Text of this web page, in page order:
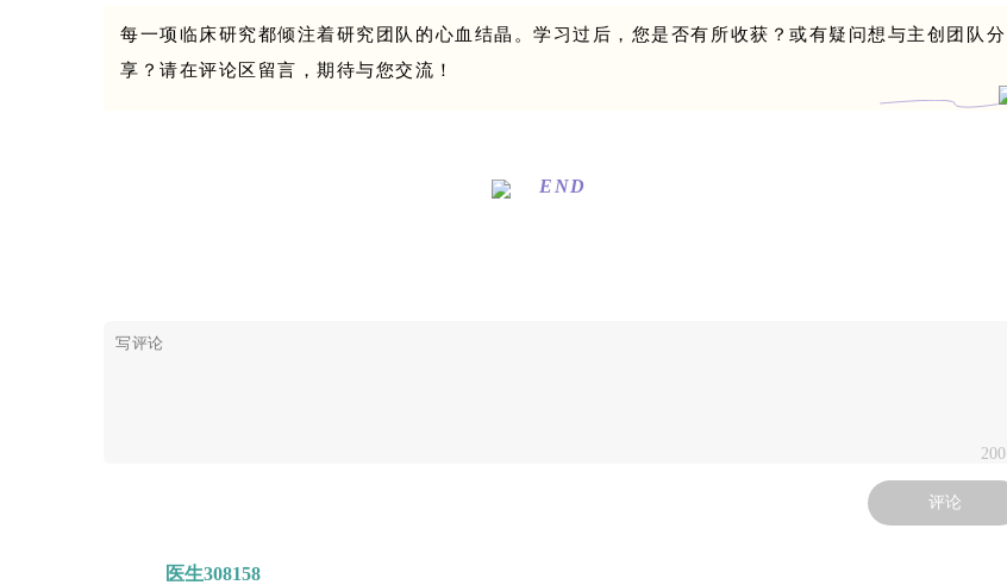
每一项临床研究都倾注着研究团队的心血结晶。学习过后，您是否有所收获？或有疑问想与主创团队分
享？请在评论区留言，期待与您交流！
END
200
评论
医生308158